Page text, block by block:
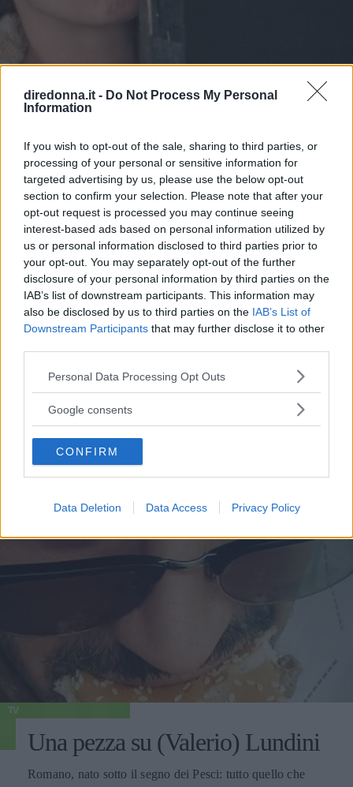
diredonna.it - Do Not Process My Personal
Information
If you wish to opt-out of the sale, sharing to third parties, or
processing of your personal or sensitive information for
targeted advertising by us, please use the below opt-out
section to confirm your selection. Please note that after your
opt-out request is processed you may continue seeing
interest-based ads based on personal information utilized by
us or personal information disclosed to third parties prior to
your opt-out. You may separately opt-out of the further
disclosure of your personal information by third parties on the
IAB’s list of downstream participants. This information may
also be disclosed by us to third parties on the IAB’s List of
Downstream Participants that may further disclose it to other
Please note that this website/app uses one or more Google
not limited to your visit or usage behaviour. You may click to
use your data for below specified purposes in below Google
consent section.
Personal Data Processing Opt Outs
Google consents
CONFIRM
Data Deletion Data Access Privacy Policy
Emanuela Fanelli, non solo la
Signorina Buonasera di "Una
pezza di Lundini"
Per molti è la spalla di Valerio Lundini tutti i martedì sera
su RaiDue. Ma Fanelli è molto di più. Attrice, comica,
autrice di monologhi. Conosciamola meglio.
TV
Una pezza su (Valerio) Lundini
Romano, nato sotto il segno dei Pesci: tutto quello che